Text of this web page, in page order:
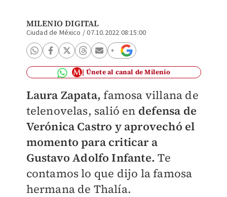
MILENIO DIGITAL
Ciudad de México /07.10.2022 08:15:00
Únete al canal de Milenio
Laura Zapata, famosa villana de
telenovelas, salió en defensa de
Verónica Castro y aprovechó el
momento para criticar a
Gustavo Adolfo Infante. Te
contamos lo que dijo la famosa
hermana de Thalía.